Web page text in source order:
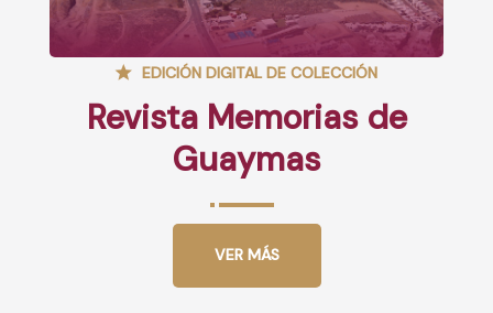
EDICIÓN DIGITAL DE COLECCIÓN
Revista Memorias de
Guaymas
VER MÁS